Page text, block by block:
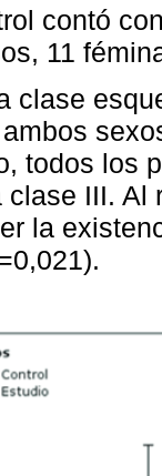
contó
11
clase
todos los
clase III.
la